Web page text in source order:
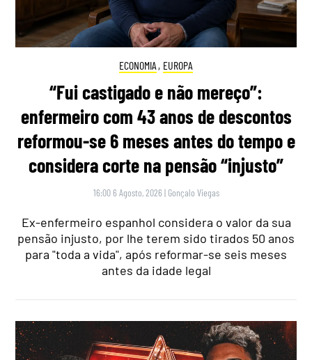
ECONOMIA , EUROPA
“Fui castigado e não mereço”:
enfermeiro com 43 anos de descontos
reformou-se 6 meses antes do tempo e
considera corte na pensão “injusto”
16:00 6 Agosto, 2026 | Gonçalo Viegas
Ex-enfermeiro espanhol considera o valor da sua
pensão injusto, por lhe terem sido tirados 50 anos
para "toda a vida", após reformar-se seis meses
antes da idade legal